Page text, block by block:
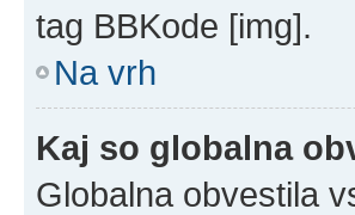
tag BBKode [img].
Na vrh
Kaj so globalna
Globalna obvestila